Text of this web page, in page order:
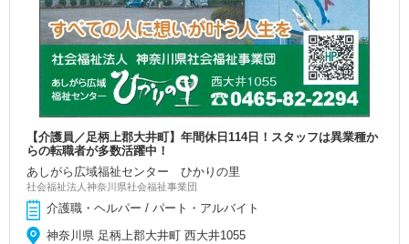
【介護員／足柄上郡大井町】年間休日114日！スタッフは異業種か
らの転職者が多数活躍中！
あしがら広域福祉センター ひかりの里
社会福祉法人神奈川県社会福祉事業団
介護職・ヘルパー / パート・アルバイト
神奈川県 足柄上郡大井町 西大井1055